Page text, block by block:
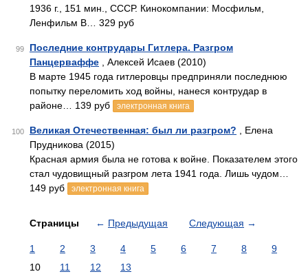
1936 г., 151 мин., СССР. Кинокомпании: Мосфильм,
Ленфильм В… 329 руб
99
Последние контрудары Гитлера. Разгром
Панцерваффе , Алексей Исаев (2010)
В марте 1945 года гитлеровцы предприняли последнюю
попытку переломить ход войны, нанеся контрудар в
районе… 139 руб
электронная книга
100 Великая Отечественная: был ли разгром? , Елена
Прудникова (2015)
Красная армия была не готова к войне. Показателем этого
стал чудовищный разгром лета 1941 года. Лишь чудом…
149 руб
электронная книга
Страницы ← Предыдущая Следующая →
1 2 3 4 5 6 7 8
9
10
11 12 13